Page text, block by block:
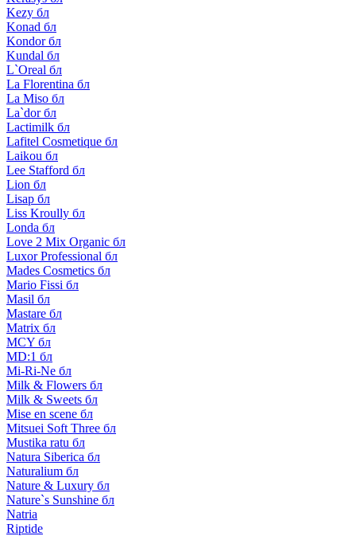
Kezy бл
Konad бл
Kondor бл
Kundal бл
L`Oreal бл
La Florentina бл
La Miso бл
La`dor бл
Lactimilk бл
Lafitel Cosmetique бл
Laikou бл
Lee Stafford бл
Lion бл
Lisap бл
Liss Kroully бл
Londa бл
Love 2 Mix Organic бл
Luxor Professional бл
Mades Cosmetics бл
Mario Fissi бл
Masil бл
Mastare бл
Matrix бл
MCY бл
MD:1 бл
Mi-Ri-Ne бл
Milk & Flowers бл
Milk & Sweets бл
Mise en scene бл
Mitsuei Soft Three бл
Mustika ratu бл
Natura Siberica бл
Naturalium бл
Nature & Luxury бл
Nature`s Sunshine бл
Natria
Riptide